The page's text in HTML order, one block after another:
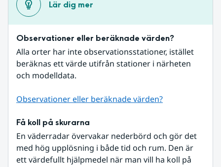
Lär dig mer
Observationer eller beräknade värden?
Alla orter har inte observationsstationer, istället
beräknas ett värde utifrån stationer i närheten
och modelldata.
Observationer eller beräknade värden?
Få koll på skurarna
En väderradar övervakar nederbörd och gör det
med hög upplösning i både tid och rum. Den är
ett värdefullt hjälpmedel när man vill ha koll på